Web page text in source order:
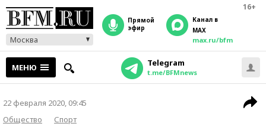
16+
Москва
прямой
эфир
Канал в
MAX
max.ru/bfm
МЕНЮ Telegram
t.me/BFMnews
22 февраля 2020, 09:45
Общество
Спорт